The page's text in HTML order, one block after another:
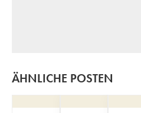
ÄHNLICHE POSTEN